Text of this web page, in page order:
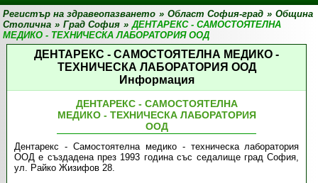
Регистър на здравеопазването » Област София-град » Община
Столична » Град София » ДЕНТАРЕКС - САМОСТОЯТЕЛНА
МЕДИКО - ТЕХНИЧЕСКА ЛАБОРАТОРИЯ ООД
ДЕНТАРЕКС - САМОСТОЯТЕЛНА МЕДИКО -
ТЕХНИЧЕСКА ЛАБОРАТОРИЯ ООД
Информация
ДЕНТАРЕКС - САМОСТОЯТЕЛНА
МЕДИКО - ТЕХНИЧЕСКА ЛАБОРАТОРИЯ
ООД
Дентарекс - Самостоятелна медико - техническа лаборатория
ООД е създадена през 1993 година със седалище град София,
ул. Райко Жизифов 28.